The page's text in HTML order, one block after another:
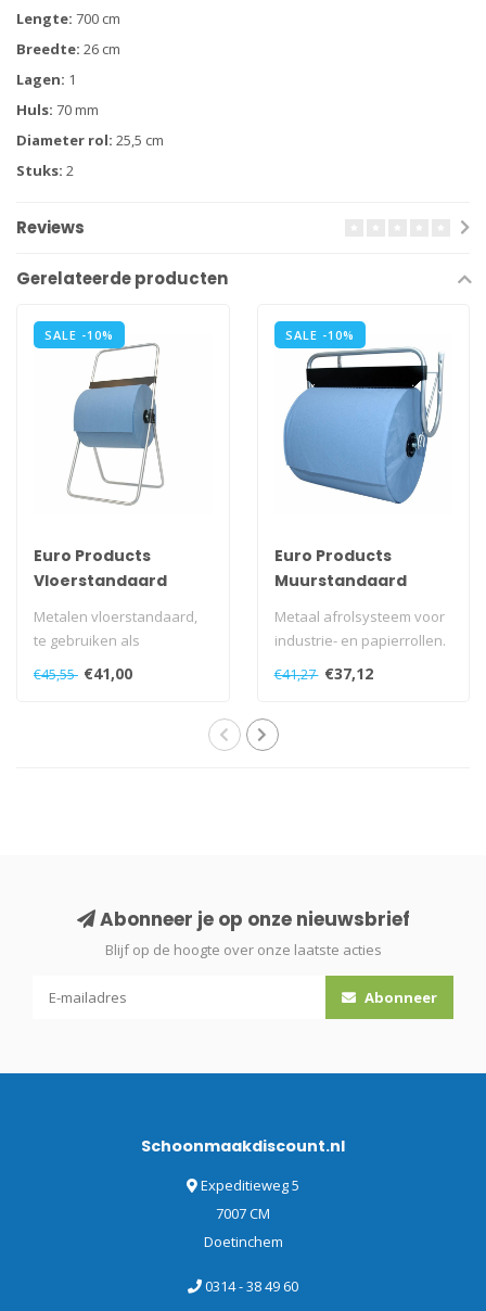
Lengte: 700 cm
Breedte: 26 cm
Lagen: 1
Huls: 70 mm
Diameter rol: 25,5 cm
Stuks: 2
Reviews
Gerelateerde producten
SALE -10%
Euro Products
Vloerstandaard
Metalen vloerstandaard,
te gebruiken als
afrolsysteem voor
industrierollen. Gedo..
€45,55 €41,00
SALE -10%
Euro Products
Muurstandaard
Metaal afrolsysteem voor
industrie- en papierrollen.
€41,27 €37,12
Abonneer je op onze nieuwsbrief
Blijf op de hoogte over onze laatste acties
Abonneer
Schoonmaakdiscount.nl
Expeditieweg 5
7007 CM
Doetinchem
0314 - 38 49 60